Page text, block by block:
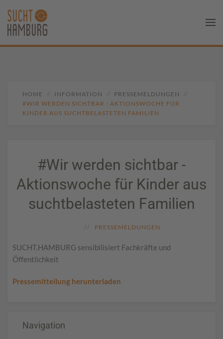
HOME INFORMATION
PRESSEMELDUNGEN
#WIR WERDEN SICHTBAR - AKTIONSWOCHE FÜR
KINDER AUS SUCHTBELASTETEN FAMILIEN
#Wir werden sichtbar -
Aktionswoche für Kinder aus
suchtbelasteten Familien
PRESSEMELDUNGEN
SUCHT.HAMBURG sensibilisiert Fachkräfte und
Öffentlichkeit
Pressemitteilung herunterladen
Navigation